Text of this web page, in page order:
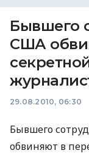
Бывшего
США
29.08.2010, 06:30
Бывшего
обвиняют в